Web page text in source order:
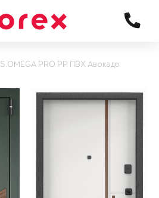
S.OMEGA PRO PP ПВХ Авокадо